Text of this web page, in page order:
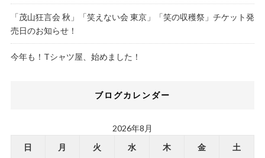
「茂山狂言会 秋」「笑えない会 東京」「笑の収穫祭」チケット発
売日のお知らせ！
今年も！Tシャツ屋、始めました！
ブログカレンダー
2026年8月
日
月 火 水 木 金 土